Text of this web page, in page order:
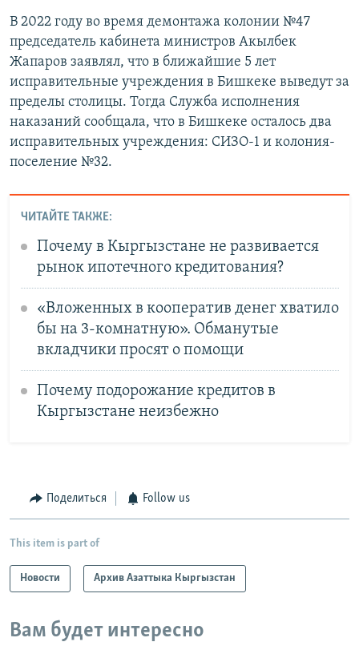
В 2022 году во время демонтажа колонии №47
председатель кабинета министров Акылбек
Жапаров заявлял, что в ближайшие 5 лет
исправительные учреждения в Бишкеке выведут за
пределы столицы. Тогда Служба исполнения
наказаний сообщала, что в Бишкеке осталось два
исправительных учреждения: СИЗО-1 и колония-
поселение №32.
ЧИТАЙТЕ ТАКЖЕ:
Почему в Кыргызстане не развивается
рынок ипотечного кредитования?
«Вложенных в кооператив денег хватило
бы на 3-комнатную». Обманутые
вкладчики просят о помощи
Почему подорожание кредитов в
Кыргызстане неизбежно
Поделиться Follow us
This item is part of
Новости Архив Азаттыка Кыргызстан
Вам будет интересно